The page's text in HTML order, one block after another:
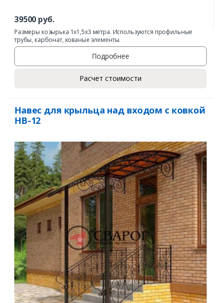
Заказать
Ваше имя*
39500 руб.
Размеры козырька 1х1,5х3 метра. Используются профильные
трубы, карбонат, кованые элементы.
Подробнее
Расчет стоимости
Навес для крыльца над входом с ковкой
НВ-12